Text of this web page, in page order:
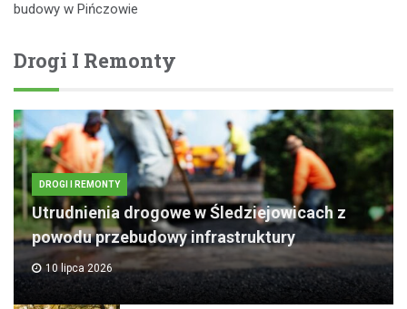
budowy w Pińczowie
Drogi I Remonty
DROGI I REMONTY
Utrudnienia drogowe w Śledziejowicach z
powodu przebudowy infrastruktury
10 lipca 2026